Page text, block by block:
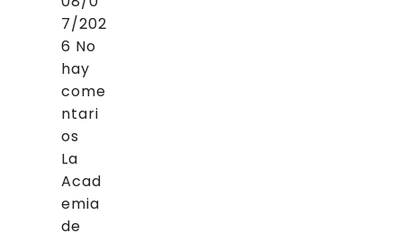
7/202
6 No
hay
come
ntari
os
La
Acad
emia
de